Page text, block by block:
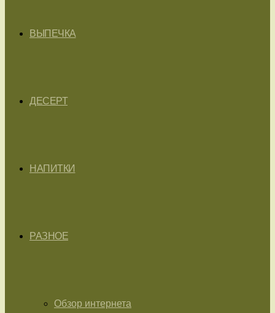
ВЫПЕЧКА
ДЕСЕРТ
НАПИТКИ
РАЗНОЕ
Обзор интернета